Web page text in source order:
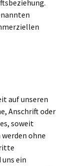
auf unseren
Anschrift oder
soweit
ohne
ein